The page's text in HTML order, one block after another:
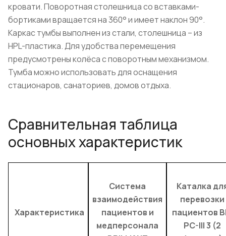
кровати. Поворотная столешница со вставками-
бортиками вращается на 360° и имеет наклон 90°.
Каркас тумбы выполнен из стали, столешница – из
HPL-пластика. Для удобства перемещения
предусмотрены колёса с поворотным механизмом.
Тумба можно использовать для оснащения
стационаров, санаториев, домов отдыха.
Сравнительная таблица
основных характеристик
Характеристика
Система
взаимодействия
пациентов и
медперсонала
Каталка
перевозки
пациентов
PC-III 3 (2